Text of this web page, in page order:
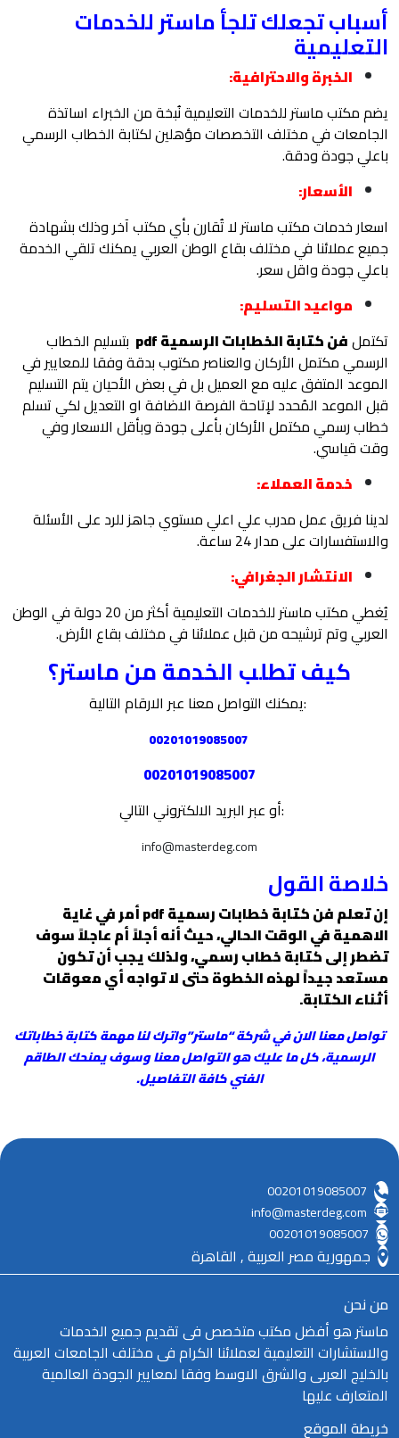
أسباب تجعلك تلجأ ماستر للخدمات
التعليمية
الخبرة والاحترافية:
يضم مكتب ماستر للخدمات التعليمية نُبخة من الخبراء اساتذة
الجامعات في مختلف التخصصات مؤهلين لكتابة الخطاب الرسمي
باعلي جودة ودقة.
الأسعار:
اسعار خدمات مكتب ماستر لا تُقارن بأي مكتب آخر وذلك بشهادة
جميع عملائنا في مختلف بقاع الوطن العربي يمكنك تلقي الخدمة
باعلي جودة واقل سعر.
مواعيد التسليم:
تكتملفن كتابة الخطابات الرسمية pdf
بتسليم الخطاب
الرسمي مكتمل الأركان والعناصر مكتوب بدقة وفقا للمعايير في
الموعد المتفق عليه مع العميل بل في بعض الأحيان يتم التسليم
قبل الموعد المُحدد لإتاحة الفرصة الاضافة او التعديل لكي تسلم
خطاب رسمي مكتمل الأركان بأعلى جودة وبأقل الاسعار وفي
وقت قياسي.
خدمة العملاء:
لدينا فريق عمل مدرب علي اعلي مستوي جاهز للرد على الأسئلة
والاستفسارات على مدار 24 ساعة.
الانتشار الجغرافي:
يُغطي مكتب ماستر للخدمات التعليمية أكثر من 20 دولة في الوطن
العربي وتم ترشيحه من قبل عملائنا في مختلف بقاع الأرض.
كيف تطلب الخدمة من ماستر؟
:يمكنك التواصل معنا عبر الارقام التالية
00201019085007
00201019085007
:أو عبر البريد الالكتروني التالي
info@masterdeg.com
خلاصة القول
إن تعلم فن كتابة خطابات رسمية pdf أمر في غاية
الاهمية في الوقت الحالي، حيث أنه أجلاً أم عاجلاً سوف
تضطر إلى كتابة خطاب رسمي، ولذلك يجب أن تكون
مستعد جيداً لهذه الخطوة حتى لا تواجه أي معوقات
أثناء الكتابة.
تواصل معنا الان في شركة “ماستر”واترك لنا مهمة كتابة خطاباتك
الرسمية، كل ما عليك هو التواصل معنا وسوف يمنحك الطاقم
الفني كافة التفاصيل.
00201019085007
info@masterdeg.com
00201019085007
جمهورية مصر العربية , القاهرة
من نحن
ماستر هو أفضل مكتب متخصص فى تقديم جميع الخدمات
والاستشارات التعليمية لعملائنا الكرام فى مختلف الجامعات العربية
بالخليج العربى والشرق الاوسط وفقا لمعايير الجودة العالمية
المتعارف عليها
خريطة الموقع